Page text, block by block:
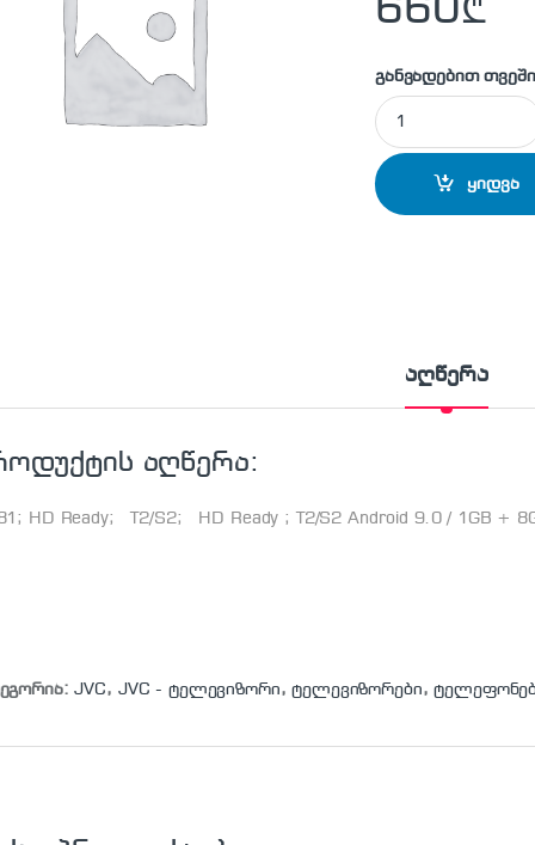
660₾
განვადებით
JVC - 32"
ყიდვა
აღწერა
აღწერა:
HD Ready; T2/S2; HD Ready ; T2/S2 Android 9.0 / 1GB +
JVC, JVC - ტელევიზორი,ტელევიზორები,